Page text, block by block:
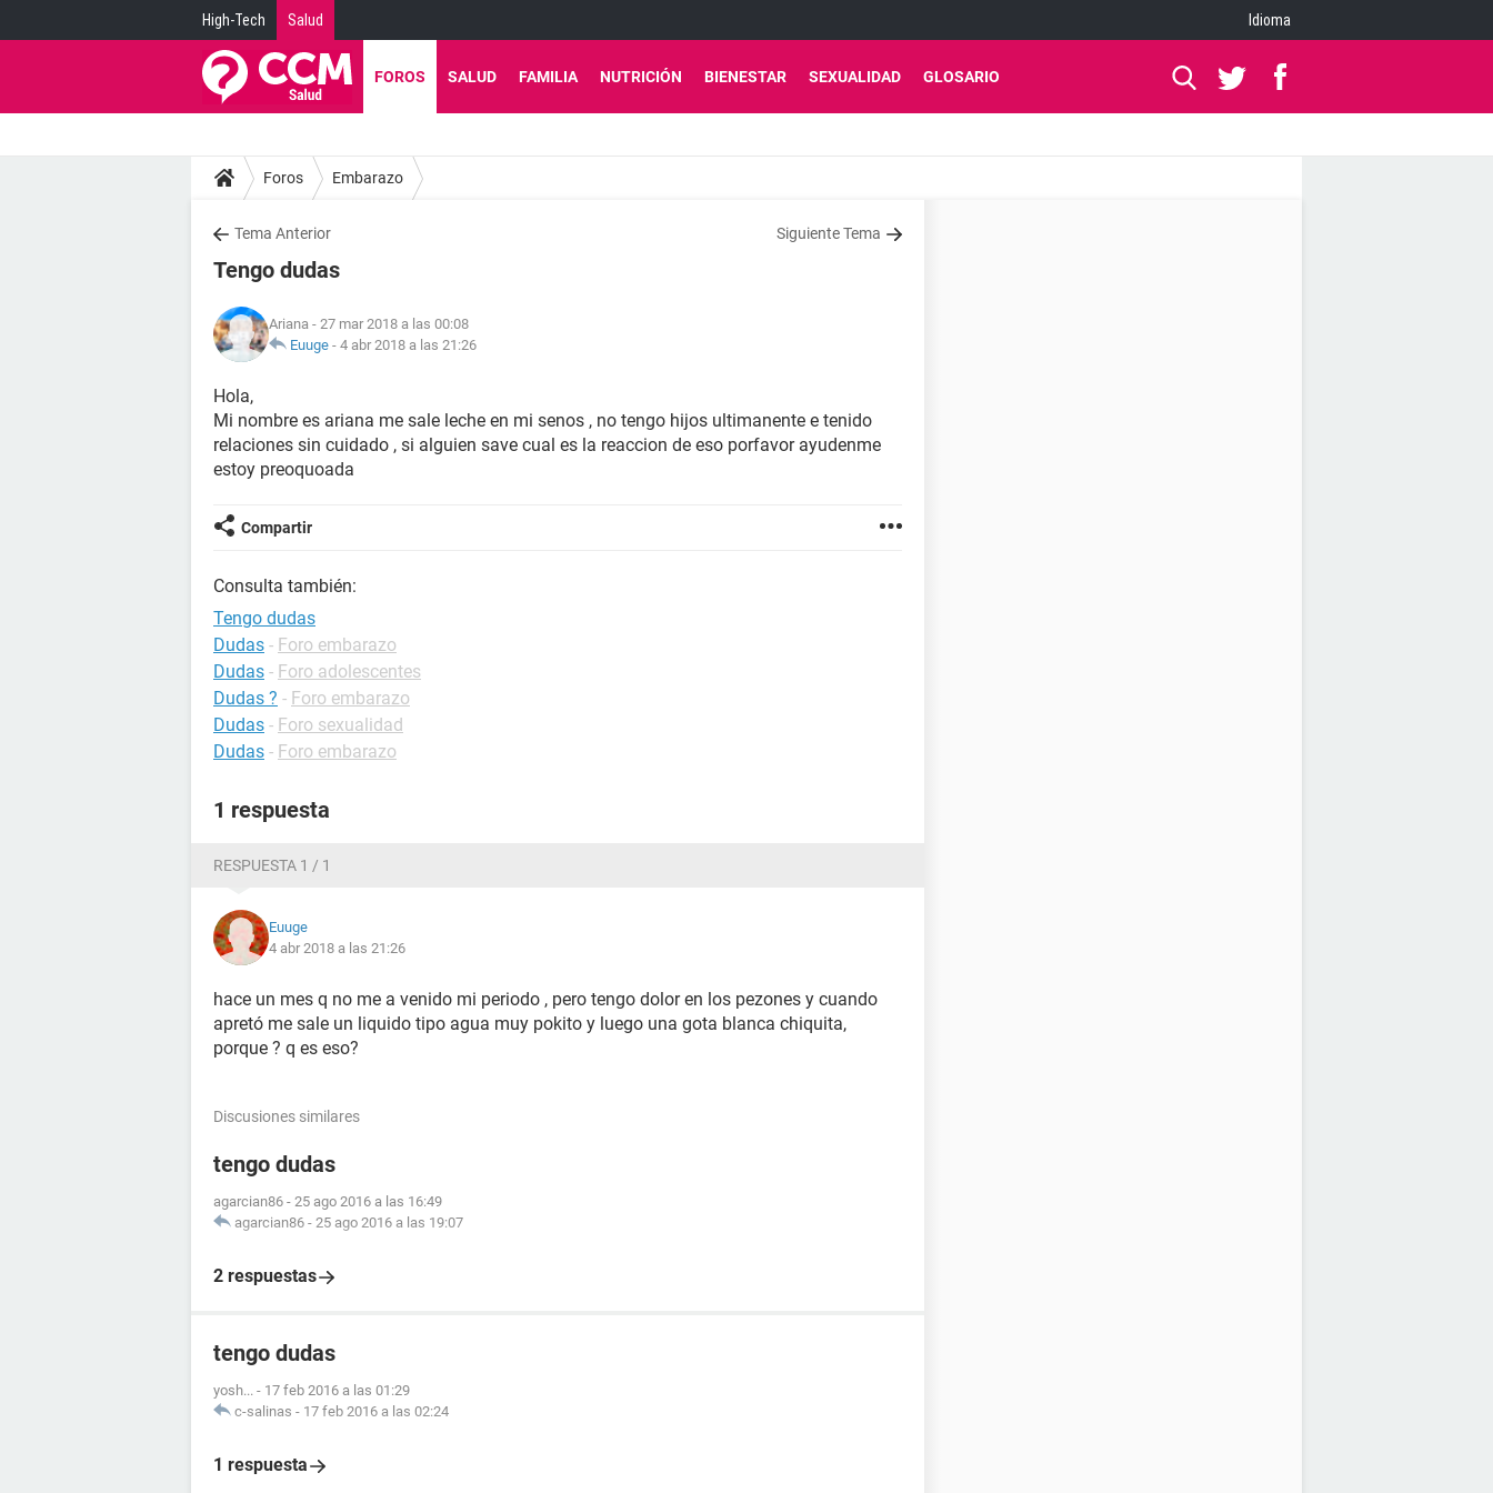
High-Tech Salud Idioma
FOROS SALUD FAMILIA NUTRICIÓN BIENESTAR SEXUALIDAD GLOSARIO
Foros Embarazo
Tema Anterior Siguiente Tema
Tengo dudas
Ariana - 27 mar 2018 a las 00:08
Euuge - 4 abr 2018 a las 21:26
Hola,
Mi nombre es ariana me sale leche en mi senos , no tengo hijos ultimanente e tenido
relaciones sin cuidado , si alguien save cual es la reaccion de eso porfavor ayudenme
estoy preoquoada
Compartir
Consulta también:
Tengo dudas
Dudas - Foro embarazo
Dudas - Foro adolescentes
Dudas ? - Foro embarazo
Dudas - Foro sexualidad
Dudas - Foro embarazo
1 respuesta
RESPUESTA 1 / 1
Euuge
4 abr 2018 a las 21:26
hace un mes q no me a venido mi periodo , pero tengo dolor en los pezones y cuando
apretó me sale un liquido tipo agua muy pokito y luego una gota blanca chiquita,
porque ? q es eso?
Discusiones similares
tengo dudas
agarcian86 - 25 ago 2016 a las 16:49
agarcian86 - 25 ago 2016 a las 19:07
2 respuestas
tengo dudas
yosh... - 17 feb 2016 a las 01:29
c-salinas - 17 feb 2016 a las 02:24
1 respuesta